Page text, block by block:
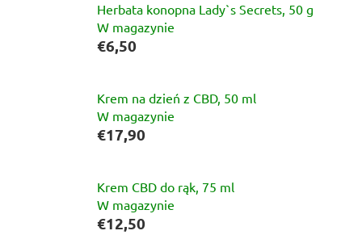
Herbata konopna Lady`s Secrets, 50 g
W magazynie
€6,50
Krem na dzień z CBD, 50 ml
W magazynie
€17,90
Krem CBD do rąk, 75 ml
W magazynie
€12,50